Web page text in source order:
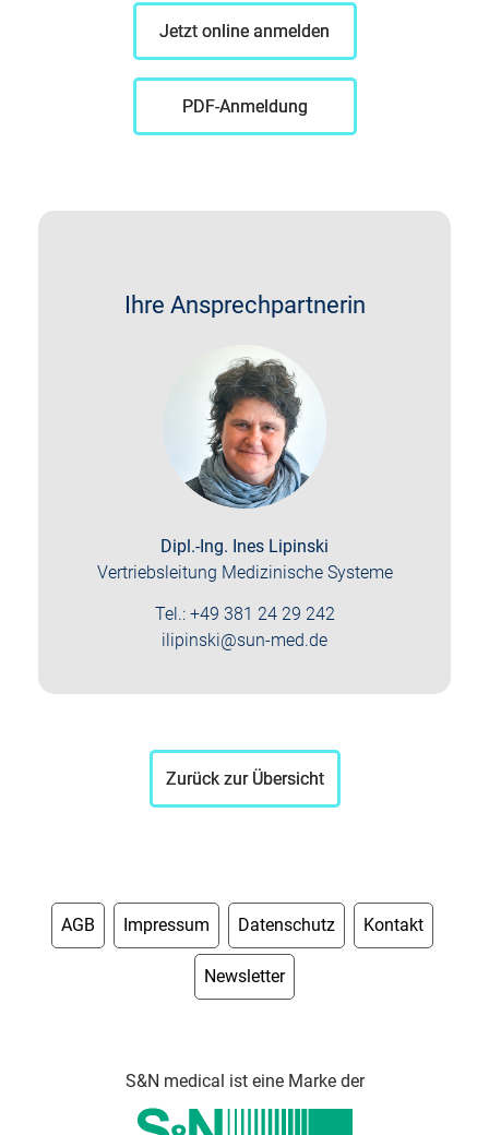
Jetzt online anmelden
PDF-Anmeldung
Ihre Ansprechpartnerin
Dipl.-Ing. Ines Lipinski
Vertriebsleitung Medizinische Systeme
Tel.: +49 381 24 29 242
ilipinski@sun-med.de
Zurück zur Übersicht
AGB Impressum Datenschutz Kontakt
Newsletter
S&N medical ist eine Marke der